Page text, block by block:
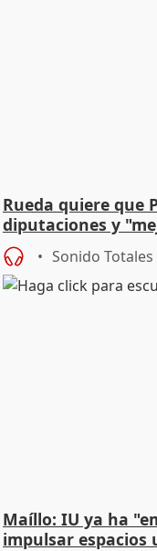
Rueda quiere que
diputaciones y
ciudades
Sonido Totales
Maíllo: IU ya ha
impulsar espacios